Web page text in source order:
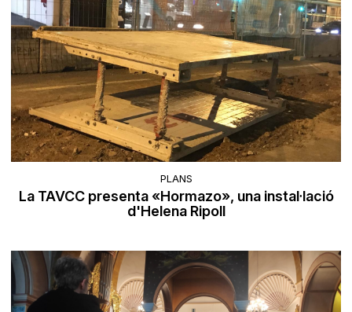
PLANS
La TAVCC presenta «Hormazo», una instal·lació
d'Helena Ripoll